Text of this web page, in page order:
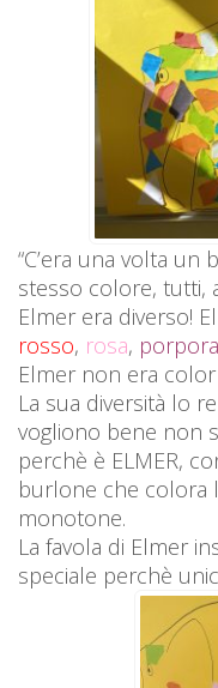
“C’era una volta
stesso colore, tutti,
Elmer era diverso!
rosso, rosa, porpora
Elmer non era
La sua diversità lo
vogliono bene non
perchè è ELMER,
burlone che colora
monotone.
La favola di Elmer
speciale perchè